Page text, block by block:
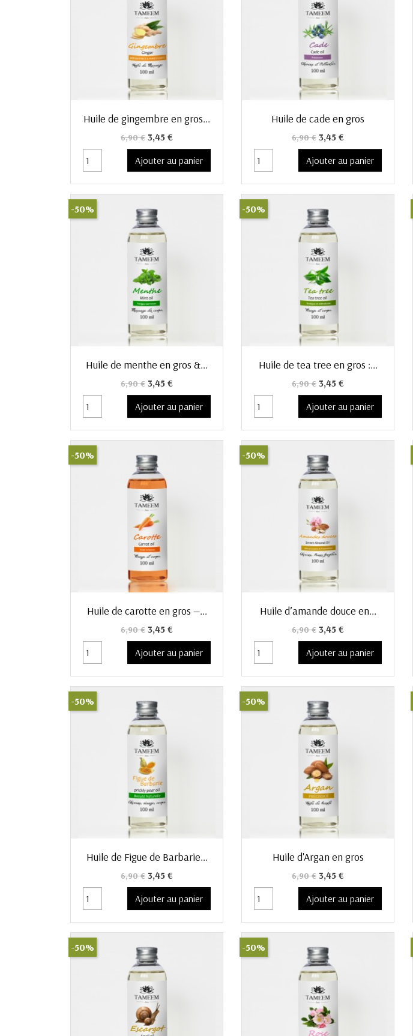
Aperçu rapide
Huile de gingembre en gros...
Prix de base
6,90 € Prix
3,45 €
Ajouter au panier
Aperçu rapide
Huile de cade en gros
Prix de base
6,90 € Prix
3,45 €
Ajouter au panier
Aperçu rapide
Huile de menthe en gros &...
Prix de base
6,90 € Prix
3,45 €
Ajouter au panier
-50%
Huile de tea tree en gros :...
Prix de base
6,90 € Prix
3,45 €
Ajouter au panier
-50%
Huile de carotte en gros —...
Prix de base
6,90 € Prix
3,45 €
Ajouter au panier
-50%
 Aperçu rapide
Huile d’amande douce en...
Prix de base
6,90 € Prix
3,45 €
Ajouter au panier
-50%
Aperçu rapide
Huile de Figue de Barbarie...
Prix de base
6,90 € Prix
3,45 €
Ajouter au panier
-50%
 Aperçu rapide
Huile d'Argan en gros
Prix de base
6,90 € Prix
3,45 €
Ajouter au panier
-50%
-50% -50%